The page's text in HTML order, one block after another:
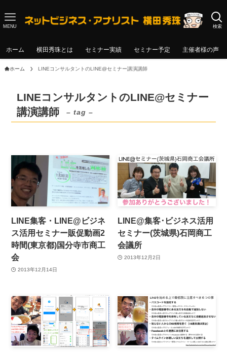
検索
MENU
ホーム 横田秀珠とは セミナー実績 セミナー予定 主催者様の声
ホーム LINEコンサルタントのLINE@セミナー講演講師
LINEコンサルタントのLINE@セミナー
講演講師
– tag –
LINE集客・LINE@ビジネ
ス活用セミナー販促動画2
時間(東京都)国分寺市商工
会
2013年12月14日
LINE@集客･ビジネス活用
セミナー(茨城県)石岡商工
会議所
2013年12月2日